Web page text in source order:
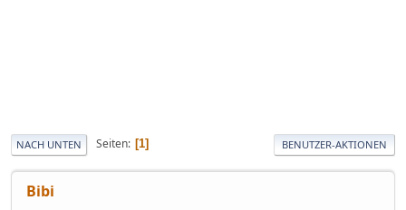
NACH UNTEN Seiten 1 BENUTZER-AKTIONEN
Bibi